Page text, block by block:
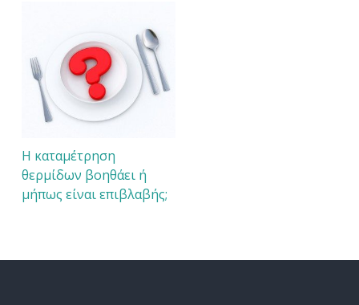
Η καταμέτρηση
θερμίδων βοηθάει ή
μήπως είναι επιβλαβής;